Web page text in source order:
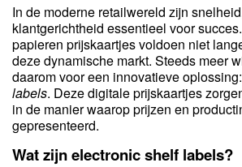
In de moderne retailwereld zijn
klantgerichtheid essentieel voor
papieren prijskaartjes voldoen niet
deze dynamische markt. Steeds meer
daarom voor een innovatieve oplossing:
labels. Deze digitale prijskaartjes
in de manier waarop prijzen en
gepresenteerd.
Wat zijn electronic shelf labels?